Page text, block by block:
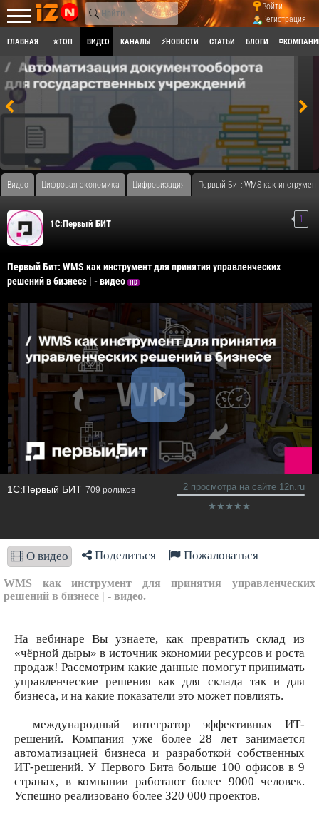
Войти
Регистрация
ГЛАВНАЯ ⭐ТОП ВИДЕО КАНАЛЫ ⚡НОВОСТИ СТАТЬИ БЛОГИ
Видео Цифровая экономика Цифровизация Первый Бит: WMS как
1С:Первый БИТ 1
Первый Бит: WMS как инструмент для принятия управленческих
решений в бизнесе | - видео
HD
1С:Первый БИТ 709 роликов 2 просмотра на сайте 12n.ru
О видео Поделиться Пожаловаться
WMS как инструмент для принятия управленческих
решений в бизнесе | - видео.
На вебинаре Вы узнаете, как превратить склад из
«чёрной дыры» в источник экономии ресурсов и роста
продаж! Рассмотрим какие данные помогут принимать
управленческие решения как для склада так и для
бизнеса, и на какие показатели это может повлиять.
– международный интегратор эффективных ИТ-
решений. Компания уже более 28 лет занимается
автоматизацией бизнеса и разработкой собственных
ИТ-решений. У Первого Бита больше 100 офисов в 9
странах, в компании работают более 9000 человек.
Успешно реализовано более 320 000 проектов.